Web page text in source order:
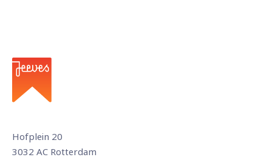
Hofplein 20
3032 AC Rotterdam